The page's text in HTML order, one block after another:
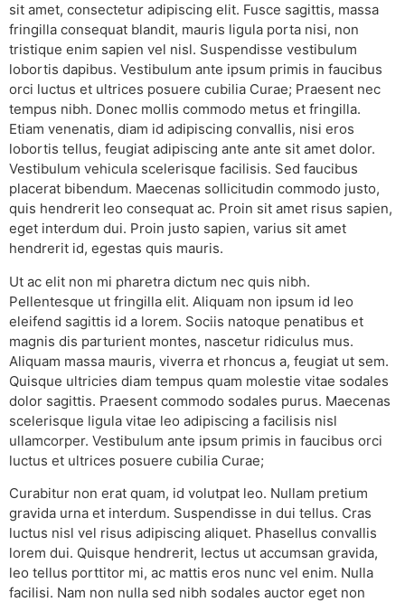
sit amet, consectetur adipiscing elit. Fusce sagittis, massa
fringilla consequat blandit, mauris ligula porta nisi, non
tristique enim sapien vel nisl. Suspendisse vestibulum
lobortis dapibus. Vestibulum ante ipsum primis in faucibus
orci luctus et ultrices posuere cubilia Curae; Praesent nec
tempus nibh. Donec mollis commodo metus et fringilla.
Etiam venenatis, diam id adipiscing convallis, nisi eros
lobortis tellus, feugiat adipiscing ante ante sit amet dolor.
Vestibulum vehicula scelerisque facilisis. Sed faucibus
placerat bibendum. Maecenas sollicitudin commodo justo,
quis hendrerit leo consequat ac. Proin sit amet risus sapien,
eget interdum dui. Proin justo sapien, varius sit amet
hendrerit id, egestas quis mauris.
Ut ac elit non mi pharetra dictum nec quis nibh.
Pellentesque ut fringilla elit. Aliquam non ipsum id leo
eleifend sagittis id a lorem. Sociis natoque penatibus et
magnis dis parturient montes, nascetur ridiculus mus.
Aliquam massa mauris, viverra et rhoncus a, feugiat ut sem.
Quisque ultricies diam tempus quam molestie vitae sodales
dolor sagittis. Praesent commodo sodales purus. Maecenas
scelerisque ligula vitae leo adipiscing a facilisis nisl
ullamcorper. Vestibulum ante ipsum primis in faucibus orci
luctus et ultrices posuere cubilia Curae;
Curabitur non erat quam, id volutpat leo. Nullam pretium
gravida urna et interdum. Suspendisse in dui tellus. Cras
luctus nisl vel risus adipiscing aliquet. Phasellus convallis
lorem dui. Quisque hendrerit, lectus ut accumsan gravida,
leo tellus porttitor mi, ac mattis eros nunc vel enim. Nulla
facilisi. Nam non nulla sed nibh sodales auctor eget non